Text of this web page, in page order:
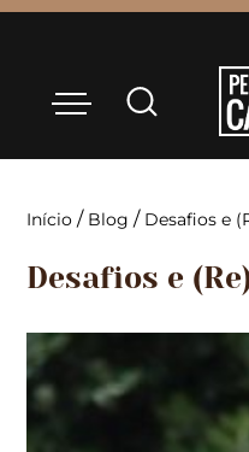
Início / Blog / Desafios e
Desafios e